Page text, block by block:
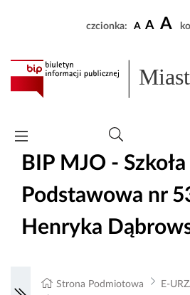
czcionka: A A A
BIP MJO - Szkoła
Podstawowa nr
Henryka
Strona Podmiotowa
E-